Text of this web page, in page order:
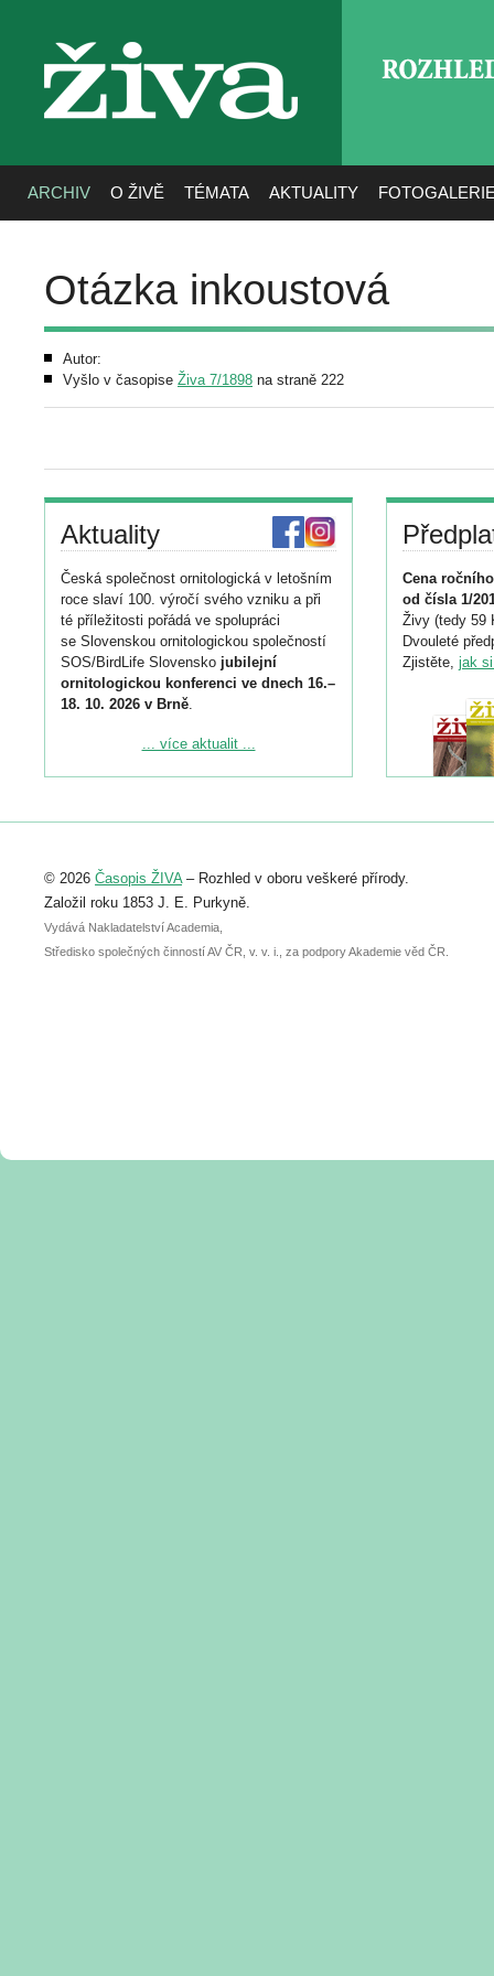
živa
ARCHIV O ŽIVĚ TÉMATA AKTUALITY
Otázka inkoustová
Autor:
Vyšlo v časopise Živa 7/1898 na straně 222
Aktuality
Česká společnost ornitologická v letošním
roce slaví 100. výročí svého vzniku a při
té příležitosti pořádá ve spolupráci
se Slovenskou ornitologickou společností
SOS/BirdLife Slovensko jubilejní
ornitologickou konferenci ve dnech 16.–
18. 10. 2026 v Brně.
Podrobnější informace ke konferenci
Registrovat se můžete do 6. září.
abstraktu přihlášené přednášky nebo
posteru je už 30. června.
... více aktualit ...
Cena
od čísla 1/
Živy (tedy 59
Dvouleté
Zjistěte, jak
© 2026 Časopis ŽIVA– Rozhled v oboru veškeré přírody.
Založil roku 1853 J. E. Purkyně.
Vydává Nakladatelství Academia,
Středisko společných činností AV ČR, v. v. i., za podpory Akademie věd ČR.